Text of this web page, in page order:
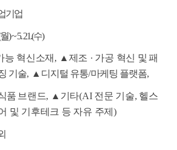
기업
) ~ 5. 21.(수)
능 혁신소재 , ▲ 제조 · 가공 혁신 및 패
기술, ▲ 디지털 유통/마케팅 플랫폼,
품 브랜드, ▲ 기타(AI 전문 기술, 헬스
및 기후테크 등 자유 주제)